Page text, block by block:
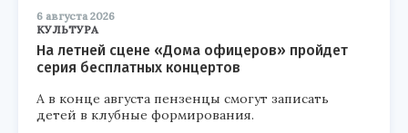
6 августа 2026
КУЛЬТУРА
На летней сцене «Дома офицеров» пройдет
серия бесплатных концертов
А в конце августа пензенцы смогут записать
детей в клубные формирования.